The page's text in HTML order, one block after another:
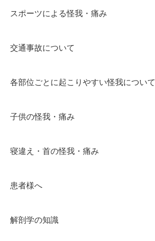
スポーツによる怪我・痛み
交通事故について
各部位ごとに起こりやすい怪我について
子供の怪我・痛み
寝違え・首の怪我・痛み
患者様へ
解剖学の知識